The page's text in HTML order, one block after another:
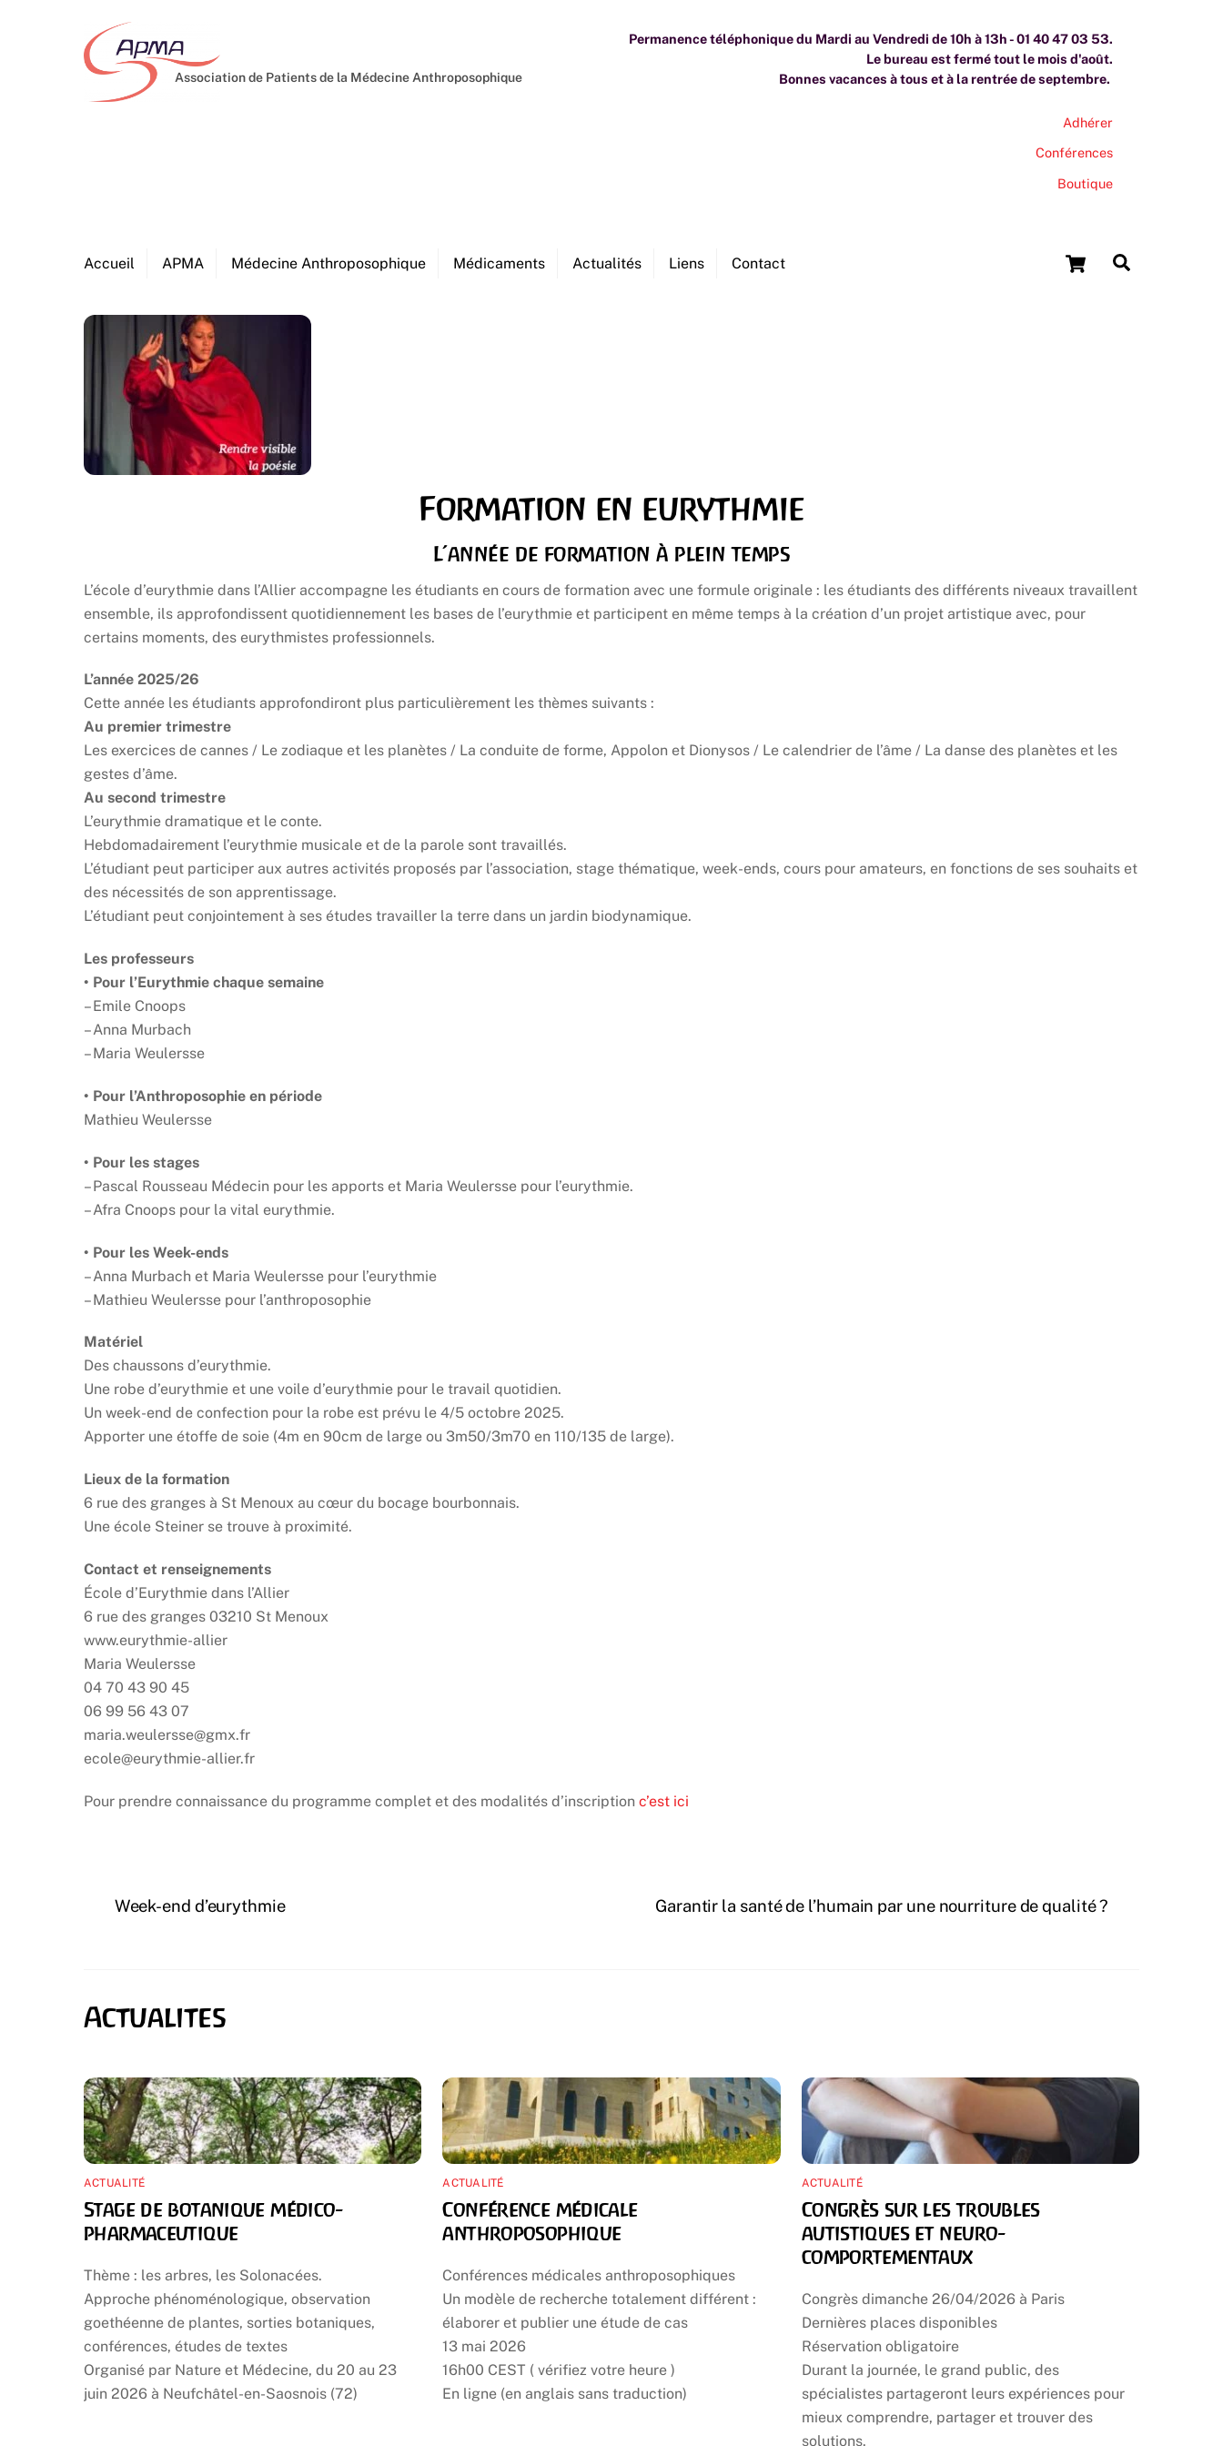
Association de Patients de la Médecine Anthroposophique
Cart
Accueil APMA Médecine Anthroposophique Médicaments Actualités Liens Contact
Permanence téléphonique du Mardi au Vendredi de 10h à 13h - 01 40 47 03 53.
Le bureau est fermé tout le mois d'août.
Bonnes vacances à tous et à la rentrée de septembre.
Adhérer
Conférences
Boutique
Formation en eurythmie
L’année de formation à plein temps
L’école d’eurythmie dans l’Allier accompagne les étudiants en cours de formation avec une formule originale : les étudiants des différents niveaux travaillent
ensemble, ils approfondissent quotidiennement les bases de l’eurythmie et participent en même temps à la création d’un projet artistique avec, pour
certains moments, des eurythmistes professionnels.
L’année 2025/26
Cette année les étudiants approfondiront plus particulièrement les thèmes suivants :
Au premier trimestre
Les exercices de cannes / Le zodiaque et les planètes / La conduite de forme, Appolon et Dionysos / Le calendrier de l’âme / La danse des planètes et les
gestes d’âme.
Au second trimestre
L’eurythmie dramatique et le conte.
Hebdomadairement l’eurythmie musicale et de la parole sont travaillés.
L’étudiant peut participer aux autres activités proposés par l’association, stage thématique, week-ends, cours pour amateurs, en fonctions de ses souhaits et
des nécessités de son apprentissage.
L’étudiant peut conjointement à ses études travailler la terre dans un jardin biodynamique.
Les professeurs
• Pour l’Eurythmie chaque semaine
– Emile Cnoops
– Anna Murbach
– Maria Weulersse
• Pour l’Anthroposophie en période
Mathieu Weulersse
• Pour les stages
– Pascal Rousseau Médecin pour les apports et Maria Weulersse pour l’eurythmie.
– Afra Cnoops pour la vital eurythmie.
• Pour les Week-ends
– Anna Murbach et Maria Weulersse pour l’eurythmie
– Mathieu Weulersse pour l’anthroposophie
Matériel
Des chaussons d’eurythmie.
Une robe d’eurythmie et une voile d’eurythmie pour le travail quotidien.
Un week-end de confection pour la robe est prévu le 4/5 octobre 2025.
Apporter une étoffe de soie (4m en 90cm de large ou 3m50/3m70 en 110/135 de large).
Lieux de la formation
6 rue des granges à St Menoux au cœur du bocage bourbonnais.
Une école Steiner se trouve à proximité.
Contact et renseignements
École d’Eurythmie dans l’Allier
6 rue des granges 03210 St Menoux
www.eurythmie-allier
Maria Weulersse
04 70 43 90 45
06 99 56 43 07
maria.weulersse@gmx.fr
ecole@eurythmie-allier.fr
Pour prendre connaissance du programme complet et des modalités d’inscription c’est ici
Week-end d’eurythmie Garantir la santé de l’humain par une nourriture de qualité ?
ACTUALITÉ
Stage de botanique médico-
pharmaceutique
Thème : les arbres, les Solonacées.
Approche phénoménologique, observation
goethéenne de plantes, sorties botaniques,
conférences, études de textes
Organisé par Nature et Médecine, du 20 au 23
juin 2026 à Neufchâtel-en-Saosnois (72)
ACTUALITÉ
Conférence médicale
anthroposophique
Conférences médicales anthroposophiques
Un modèle de recherche totalement différent :
élaborer et publier une étude de cas
13 mai 2026
16h00 CEST ( vérifiez votre heure )
En ligne (en anglais sans traduction)
ACTUALITÉ
Congrès sur les troubles
autistiques et neuro-
comportementaux
Congrès dimanche 26/04/2026 à Paris
Dernières places disponibles
Réservation obligatoire
Durant la journée, le grand public, des
spécialistes partageront leurs expériences pour
mieux comprendre, partager et trouver des
solutions.